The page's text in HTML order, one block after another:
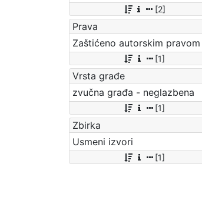
[2]
Prava
Zaštićeno autorskim pravom
[1]
Vrsta građe
zvučna građa - neglazbena
[1]
Zbirka
Usmeni izvori
[1]